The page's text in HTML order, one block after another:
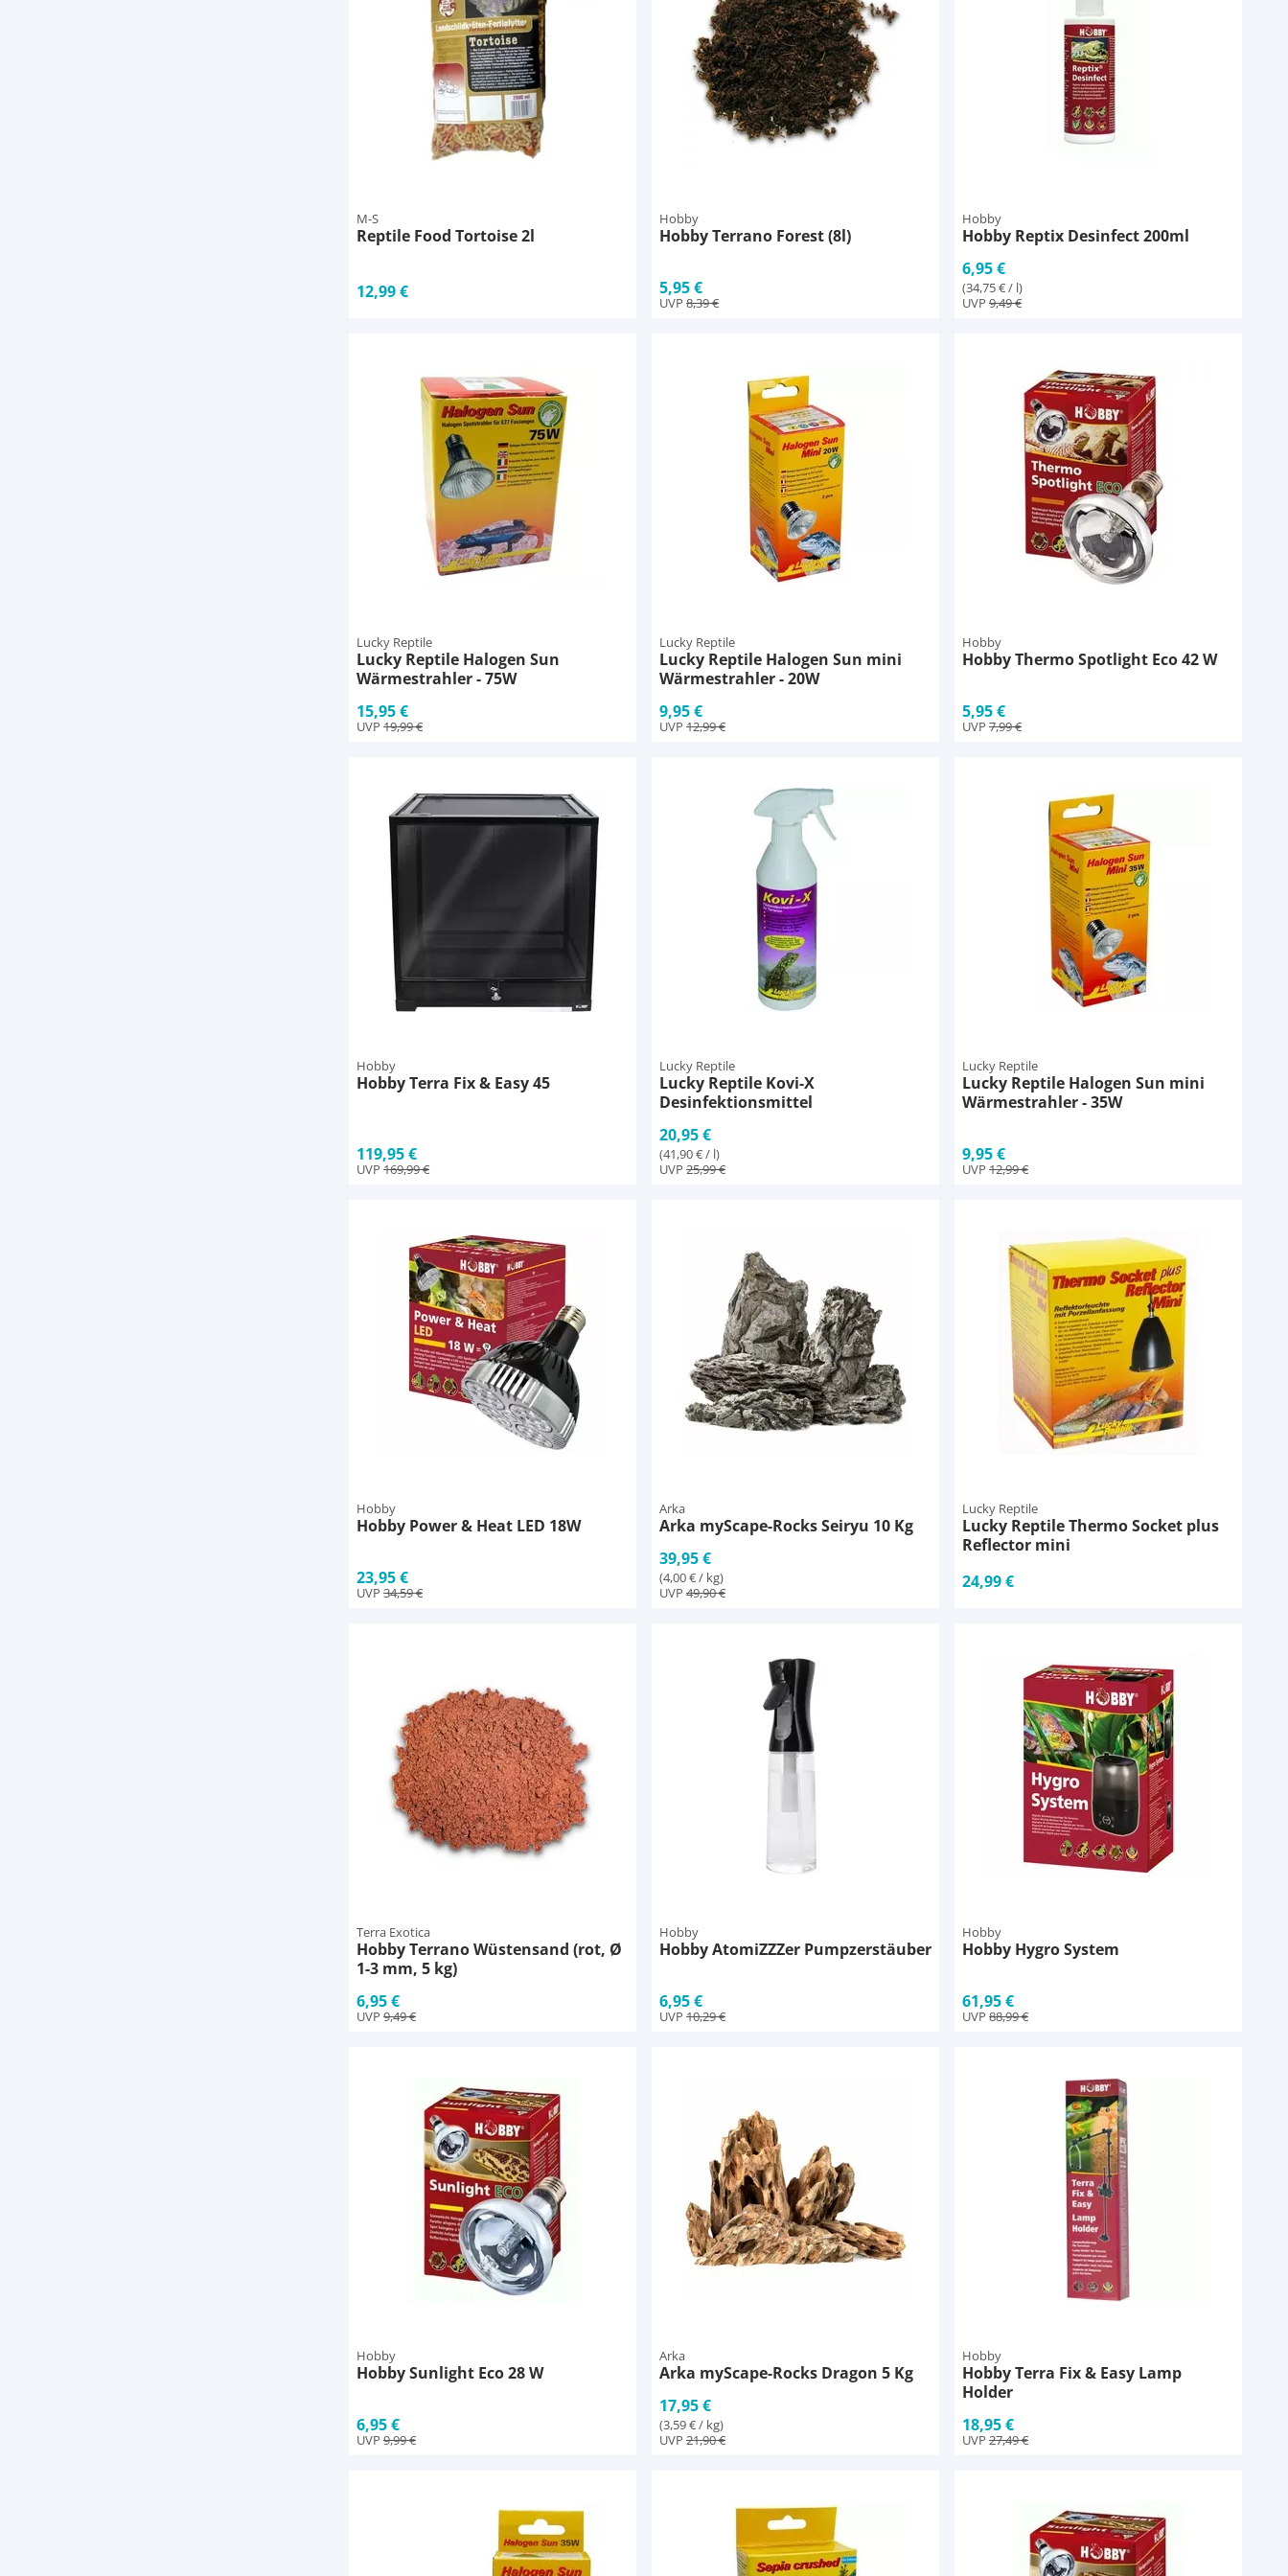
M-S
Reptile Food Tortoise 2l
12,99 €
Hobby
Hobby Terrano Forest (8l)
5,95 €
UVP 8,39 €
Hobby
Hobby Reptix Desinfect 200ml
6,95 €
(34,75 € / l)
UVP 9,49 €
Lucky Reptile
Lucky Reptile Halogen Sun
Wärmestrahler - 75W
15,95 €
UVP 19,99 €
Lucky Reptile
Lucky Reptile Halogen Sun mini
Wärmestrahler - 20W
9,95 €
UVP 12,99 €
Hobby
Hobby Thermo Spotlight Eco 42 W
5,95 €
UVP 7,99 €
Hobby
Hobby Terra Fix & Easy 45
119,95 €
UVP 169,99 €
Lucky Reptile
Lucky Reptile Kovi-X
Desinfektionsmittel
20,95 €
(41,90 € / l)
UVP 25,99 €
Lucky Reptile
Lucky Reptile Halogen Sun mini
Wärmestrahler - 35W
9,95 €
UVP 12,99 €
Hobby
Hobby Power & Heat LED 18W
23,95 €
UVP 34,59 €
Arka
Arka myScape-Rocks Seiryu 10 Kg
39,95 €
(4,00 € / kg)
UVP 49,90 €
Lucky Reptile
Lucky Reptile Thermo Socket plus
Reflector mini
24,99 €
Terra Exotica
Hobby Terrano Wüstensand (rot, Ø
1-3 mm, 5 kg)
6,95 €
UVP 9,49 €
Hobby
Hobby AtomiZZZer Pumpzerstäuber
6,95 €
UVP 10,29 €
Hobby
Hobby Hygro System
61,95 €
UVP 88,99 €
Hobby
Hobby Sunlight Eco 28 W
6,95 €
UVP 9,99 €
Arka
Arka myScape-Rocks Dragon 5 Kg
17,95 €
(3,59 € / kg)
UVP 21,90 €
Hobby
Hobby Terra Fix & Easy Lamp
Holder
18,95 €
UVP 27,49 €